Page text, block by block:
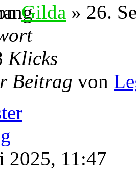
Gilda » 26.
Klicks
Beitrag von
2025, 11:47